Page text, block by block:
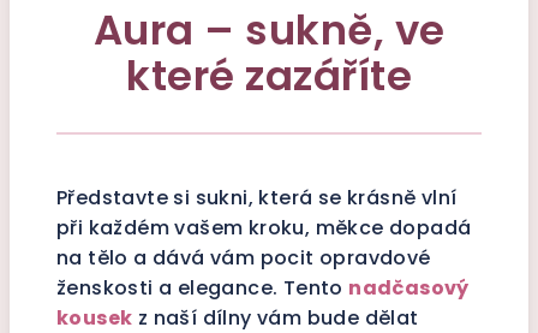
Aura – sukně, ve
které zazáříte
Představte si sukni, která se krásně vlní
při každém vašem kroku, měkce dopadá
na tělo a dává vám pocit opravdové
ženskosti a elegance. Tento nadčasový
kousek z naší dílny vám bude dělat